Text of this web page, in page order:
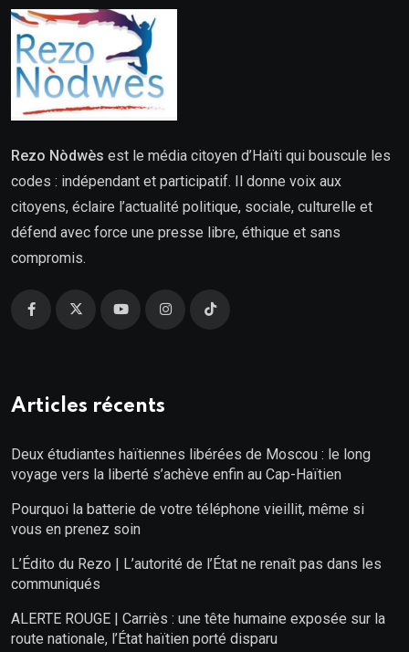
Rezo Nòdwès est le média citoyen d’Haïti qui bouscule les
codes : indépendant et participatif. Il donne voix aux
citoyens, éclaire l’actualité politique, sociale, culturelle et
défend avec force une presse libre, éthique et sans
compromis.
Articles récents
Deux étudiantes haïtiennes libérées de Moscou : le long
voyage vers la liberté s’achève enfin au Cap-Haïtien
Pourquoi la batterie de votre téléphone vieillit, même si
vous en prenez soin
L’Édito du Rezo | L’autorité de l’État ne renaît pas dans les
communiqués
ALERTE ROUGE | Carriès : une tête humaine exposée sur la
route nationale, l’État haïtien porté disparu